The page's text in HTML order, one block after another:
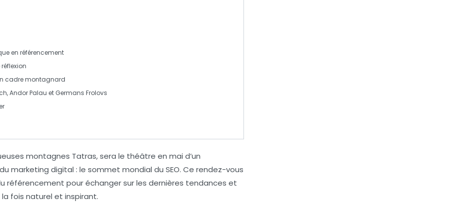
en référencement
cadre montagnard
Andor Palau et Germans Frolovs
montagnes Tatras, sera le théâtre en mai d’un
marketing digital : le sommet mondial du SEO. Ce rendez-vous
référencement pour échanger sur les dernières tendances et
fois naturel et inspirant.